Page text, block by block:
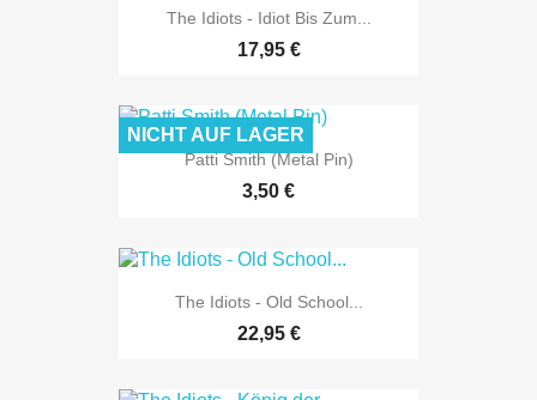
The Idiots - Idiot Bis Zum...
17,95 €
Patti Smith (Metal Pin)
3,50 €
NICHT AUF LAGER
The Idiots - Old School...
22,95 €